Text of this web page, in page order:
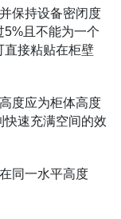
保持设备密闭度
且不能为一个
直接粘贴在柜壁
度应为柜体高度
快速充满空间的效
同一水平高度